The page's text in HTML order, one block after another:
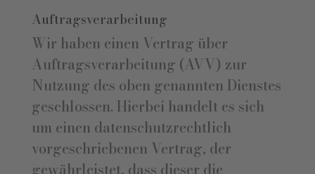
Auftragsverarbeitung
Wir haben einen Vertrag über
Auftragsverarbeitung (AVV) zur
Nutzung des oben genannten Dienstes
geschlossen. Hierbei handelt es sich
um einen datenschutzrechtlich
vorgeschriebenen Vertrag, der
gewährleistet, dass dieser die